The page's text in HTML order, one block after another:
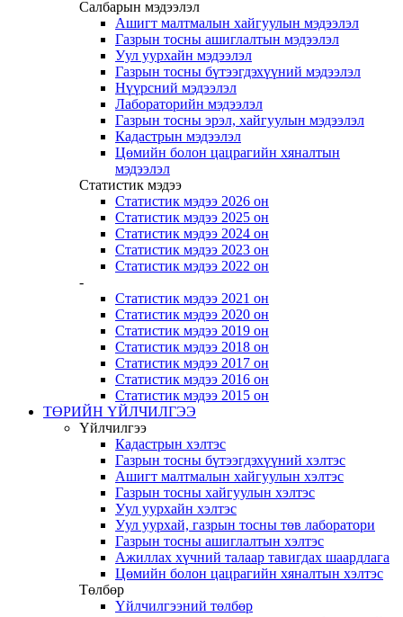
Салбарын мэдээлэл
Ашигт малтмалын хайгуулын мэдээлэл
Газрын тосны ашиглалтын мэдээлэл
Уул уурхайн мэдээлэл
Газрын тосны бүтээгдэхүүний мэдээлэл
Нүүрсний мэдээлэл
Лабораторийн мэдээлэл
Газрын тосны эрэл, хайгуулын мэдээлэл
Кадастрын мэдээлэл
Цөмийн болон цацрагийн хяналтын
мэдээлэл
Статистик мэдээ
Статистик мэдээ 2026 он
Статистик мэдээ 2025 он
Статистик мэдээ 2024 он
Статистик мэдээ 2023 он
Статистик мэдээ 2022 он
-
Статистик мэдээ 2021 он
Статистик мэдээ 2020 он
Статистик мэдээ 2019 он
Статистик мэдээ 2018 он
Статистик мэдээ 2017 он
Статистик мэдээ 2016 он
Статистик мэдээ 2015 он
ТӨРИЙН ҮЙЛЧИЛГЭЭ
Үйлчилгээ
Кадастрын хэлтэс
Газрын тосны бүтээгдэхүүний хэлтэс
Ашигт малтмалын хайгуулын хэлтэс
Газрын тосны хайгуулын хэлтэс
Уул уурхайн хэлтэс
Уул уурхай, газрын тосны төв лаборатори
Газрын тосны ашиглалтын хэлтэс
Ажиллах хүчний талаар тавигдах шаардлага
Цөмийн болон цацрагийн хяналтын хэлтэс
Төлбөр
Үйлчилгээний төлбөр